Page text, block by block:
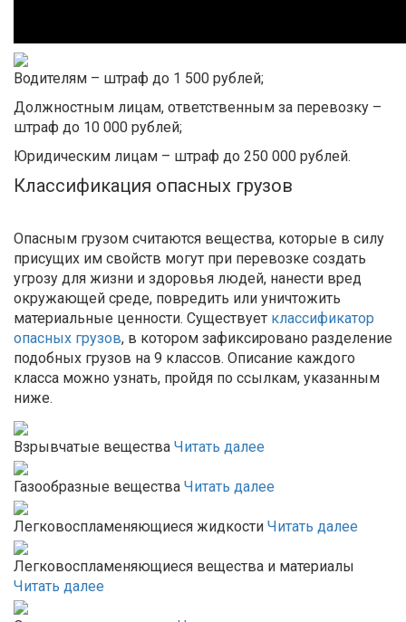
Водителям – штраф до 1 500 рублей;
Должностным лицам, ответственным за перевозку –
штраф до 10 000 рублей;
Юридическим лицам – штраф до 250 000 рублей.
Классификация опасных грузов
Опасным грузом считаются вещества, которые в силу
присущих им свойств могут при перевозке создать
угрозу для жизни и здоровья людей, нанести вред
окружающей среде, повредить или уничтожить
материальные ценности. Существует классификатор
опасных грузов, в котором зафиксировано разделение
подобных грузов на 9 классов. Описание каждого
класса можно узнать, пройдя по ссылкам, указанным
ниже.
Взрывчатые вещества Читать далее
Газообразные вещества Читать далее
Легковоспламеняющиеся жидкости Читать далее
Легковоспламеняющиеся вещества и материалы
Читать далее